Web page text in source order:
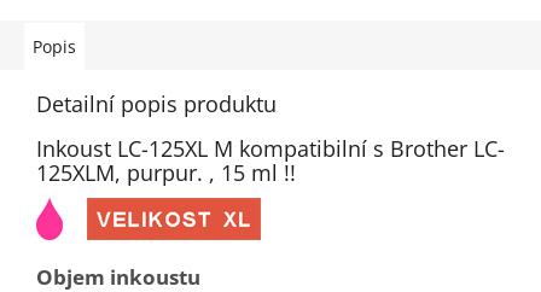
Popis
Detailní popis produktu
Inkoust LC-125XL M kompatibilní s Brother LC-
125XLM, purpur. , 15 ml !!
Objem inkoustu